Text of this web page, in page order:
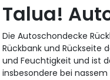
Talua!
Die Autoschondecke
Rückbank und Rückseite
und Feuchtigkeit und ist
insbesondere bei